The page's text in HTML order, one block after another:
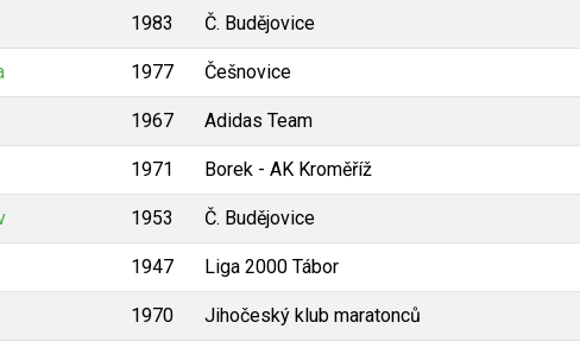
1983 Č. Budějovice
1977 Češnovice
1967 Adidas Team
1971 Borek - AK Kroměříž
1953 Č. Budějovice
1947 Liga 2000 Tábor
1970 Jihočeský klub maratonců